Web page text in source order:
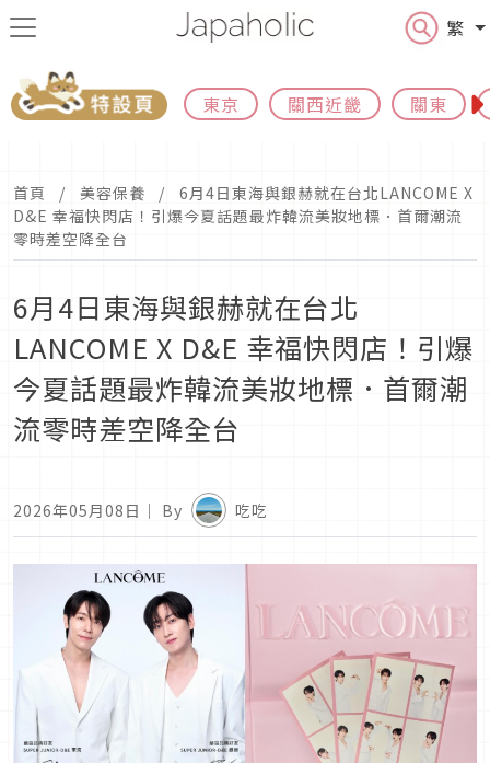
繁
東京 關西近畿 關東
首頁 美容保養
6月4日東海與銀赫就在台北LANCOME X
D&E 幸福快閃店！引爆今夏話題最炸韓流美妝地標．首爾潮流
零時差空降全台
6月4日東海與銀赫就在台北
LANCOME X D&E 幸福快閃店！引爆
今夏話題最炸韓流美妝地標．首爾潮
流零時差空降全台
2026年05月08日 ｜ By 吃吃